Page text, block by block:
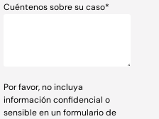
Cuéntenos sobre su caso*
Por favor, no incluya
información confidencial o
sensible en un formulario de